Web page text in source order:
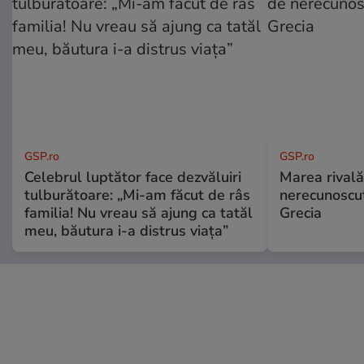
GSP.ro
Celebrul luptător face dezvăluiri
tulburătoare: „Mi-am făcut de râs
familia! Nu vreau să ajung ca tatăl
meu, băutura i-a distrus viața”
GSP.ro
Marea
Grecia